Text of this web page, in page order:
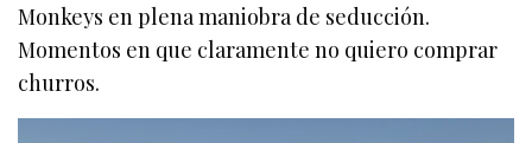
Monkeys en plena maniobra de seducción.
Momentos en que claramente no quiero comprar
churros.